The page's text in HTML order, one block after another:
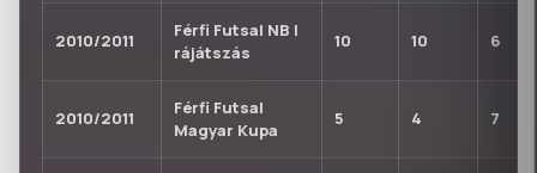
2010/2011
Férfi Futsal NB I
rájátszás
10 10 6
2010/2011
Férfi Futsal
Magyar Kupa
5 4 7